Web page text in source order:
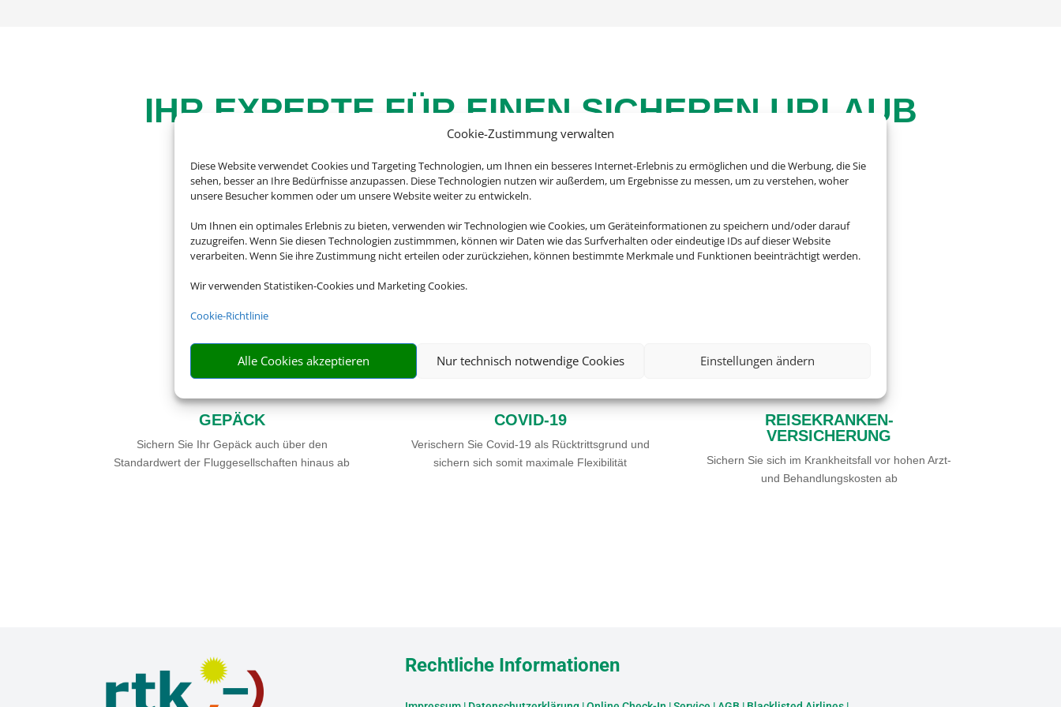
Cookie-Zustimmung verwalten
Diese Website verwendet Cookies und Targeting Technologien, um Ihnen ein besseres Internet-Erlebnis zu ermöglichen und die Werbung, die Sie
sehen, besser an Ihre Bedürfnisse anzupassen. Diese Technologien nutzen wir außerdem, um Ergebnisse zu messen, um zu verstehen, woher
unsere Besucher kommen oder um unsere Website weiter zu entwickeln.
Um Ihnen ein optimales Erlebnis zu bieten, verwenden wir Technologien wie Cookies, um Geräteinformationen zu speichern und/oder darauf
zuzugreifen. Wenn Sie diesen Technologien zustimmmen, können wir Daten wie das Surfverhalten oder eindeutige IDs auf dieser Website
verarbeiten. Wenn Sie ihre Zustimmung nicht erteilen oder zurückziehen, können bestimmte Merkmale und Funktionen beeinträchtigt werden.
Wir verwenden Statistiken-Cookies und Marketing Cookies.
Cookie-Richtlinie
Alle Cookies akzeptieren Nur technisch notwendige Cookies Einstellungen ändern
IHR EXPERTE FÜR EINEN SICHEREN URLAUB
Egal ob vor oder während der Reise, leider kann es immer Gründe geben, warum man von einer
jede Eventualität.

GEPÄCK
Sichern Sie Ihr Gepäck auch über den
Standardwert der Fluggesellschaften hinaus ab

COVID-19
Verischern Sie Covid-19 als Rücktrittsgrund und
sichern sich somit maximale Flexibilität

REISEKRANKEN-
VERSICHERUNG
Sichern Sie sich im Krankheitsfall vor hohen Arzt-
und Behandlungskosten ab
Rechtliche Informationen